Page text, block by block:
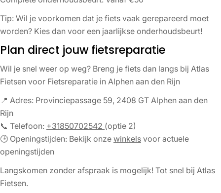
Tip: Wil je voorkomen dat je fiets vaak gerepareerd moet
worden? Kies dan voor een jaarlijkse onderhoudsbeurt!
Plan direct jouw fietsreparatie
Wil je snel weer op weg? Breng je fiets dan langs bij Atlas
Fietsen voor Fietsreparatie in Alphen aan den Rijn
📍 Adres: Provinciepassage 59, 2408 GT Alphen aan den
Rijn
📞 Telefoon: +31850702542 (optie 2)
🕒 Openingstijden: Bekijk onze winkels voor actuele
openingstijden
Langskomen zonder afspraak is mogelijk! Tot snel bij Atlas
Fietsen.